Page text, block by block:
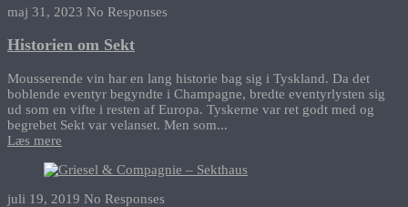
maj 31, 2023 No Responses
Historien om Sekt
Mousserende vin har en lang historie bag sig i Tyskland. Da det
boblende eventyr begyndte i Champagne, bredte eventyrlysten sig
ud som en vifte i resten af Europa. Tyskerne var ret godt med og
begrebet Sekt var velanset. Men som...
Læs mere
juli 19, 2019 No Responses